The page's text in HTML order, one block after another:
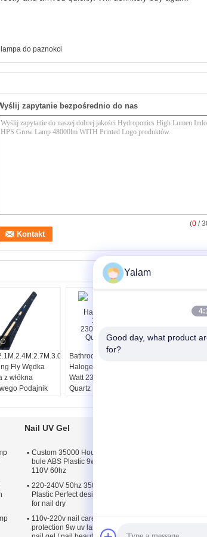
lampa do paznokci
zapytanie bezpośrednio do nas
(0 /
Fly Wędka
z włókna
Podajnik
Węgiel,
(cm):180
Lure Rod
Bathroom Quartz
Halogen Lamp 1000
Watt 23000lm 2800k ,
Quartz Heater Lamp
Nail UV Gel
Custom 35000 Hours pink, white,
bule ABS Plastic 9w uv lamp 100-
110V 60hz
220-240V 50hz 35000 Hours ABS
Plastic Perfect design 9w uv lamp
for nail dry
110v-220v nail care and
protection 9w uv lamp / uv light
Yalam
Good day, what product
for?